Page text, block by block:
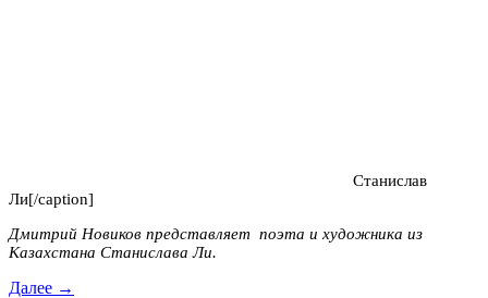
Станислав
Ли[/caption]
Дмитрий Новиков представляет поэта и художника из
Казахстана Станислава Ли.
Далее →